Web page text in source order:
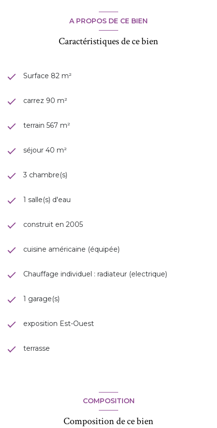
A PROPOS DE CE BIEN
Caractéristiques de ce bien
Surface 82 m²
carrez 90 m²
terrain 567 m²
séjour 40 m²
3 chambre(s)
1 salle(s) d'eau
construit en 2005
cuisine américaine (équipée)
Chauffage individuel : radiateur (electrique)
1 garage(s)
exposition Est-Ouest
terrasse
COMPOSITION
Composition de ce bien